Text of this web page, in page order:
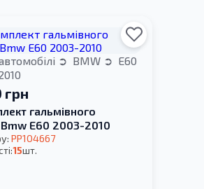
BMW
E60
грн
гальмівного
E60 2003-2010
PP104667
15шт.